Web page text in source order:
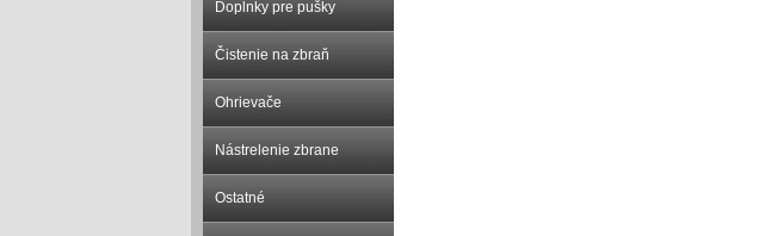
Doplnky pre pušky
Čistenie na zbraň
Ohrievače
Nástrelenie zbrane
Ostatné